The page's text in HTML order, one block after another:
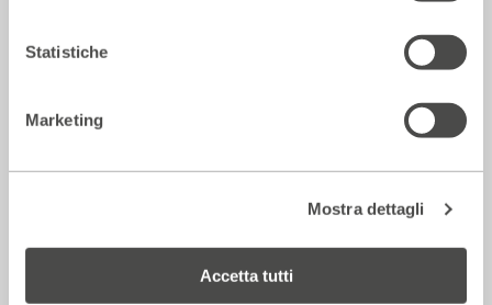
Statistiche
Marketing
Mostra dettagli
Accetta tutti
Corriere della sera – Io, tra Ferragni e